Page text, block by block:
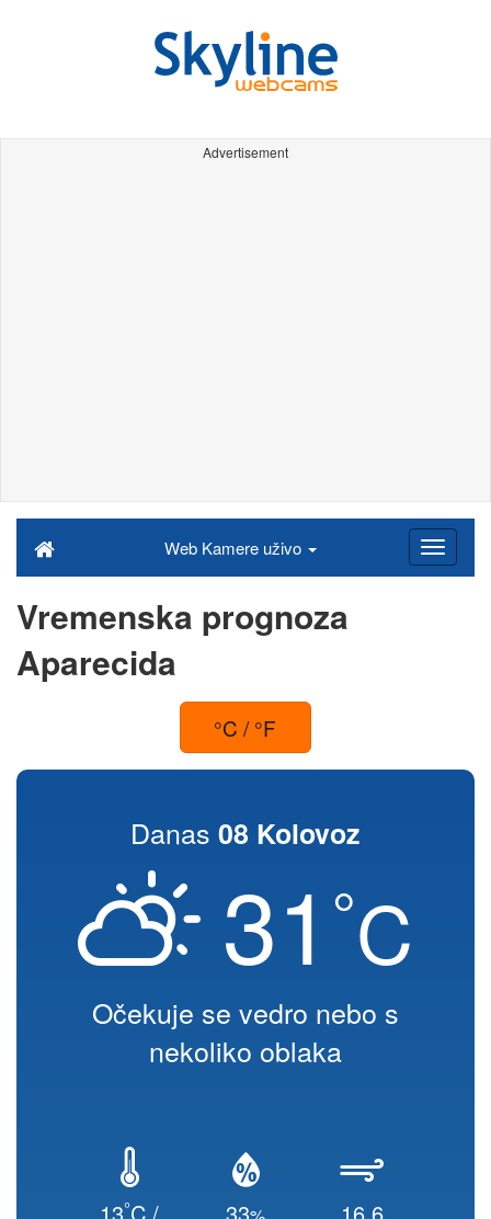
Advertisement
Web Kamere uživo
Vremenska prognoza
Aparecida
°C / °F
Danas 08 Kolovoz
31 °C
Očekuje se vedro nebo s
nekoliko oblaka
°